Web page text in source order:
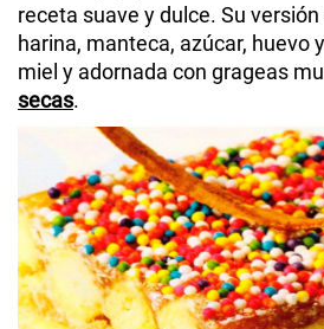
receta suave y dulce. Su
harina, manteca, azúcar, huevo
miel y adornada con grageas
secas.